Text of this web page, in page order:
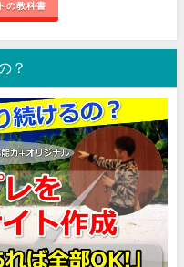
の教科書
？